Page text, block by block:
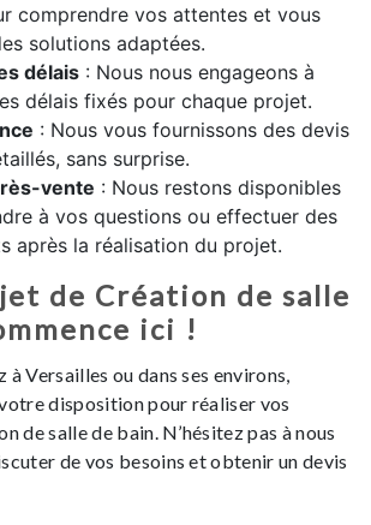
comprendre vos attentes et vous
solutions adaptées.
délais : Nous nous engageons à
délais fixés pour chaque projet.
: Nous vous fournissons des devis
sans surprise.
vente : Nous restons disponibles
à vos questions ou effectuer des
après la réalisation du projet.
de Création de salle
ici !
à Versailles ou dans ses environs,
disposition pour réaliser vos
de salle de bain. N’hésitez pas à nous
de vos besoins et obtenir un devis